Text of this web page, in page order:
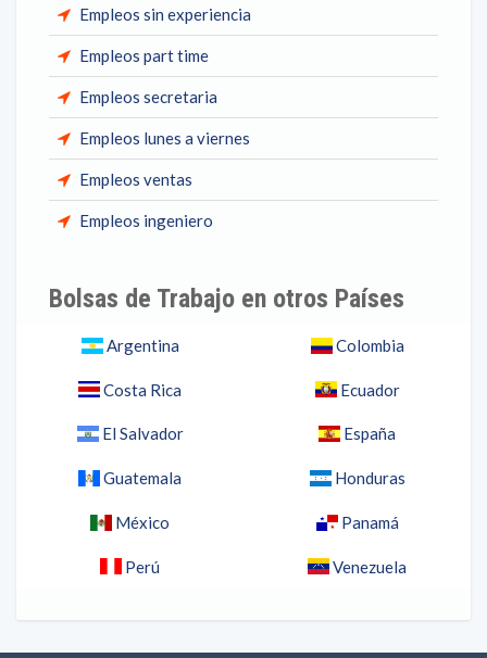
Empleos sin experiencia
Empleos part time
Empleos secretaria
Empleos lunes a viernes
Empleos ventas
Empleos ingeniero
Bolsas de Trabajo en otros Países
Argentina Colombia
Costa Rica Ecuador
El Salvador España
Guatemala Honduras
México Panamá
Perú Venezuela